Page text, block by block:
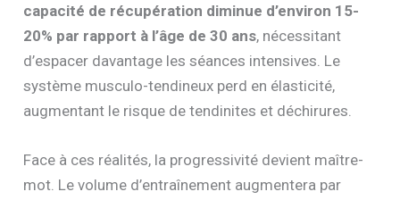
capacité de récupération diminue d’environ 15-
20% par rapport à l’âge de 30 ans, nécessitant
d’espacer davantage les séances intensives. Le
système musculo-tendineux perd en élasticité,
augmentant le risque de tendinites et déchirures.
Face à ces réalités, la progressivité devient maître-
mot. Le volume d’entraînement augmentera par